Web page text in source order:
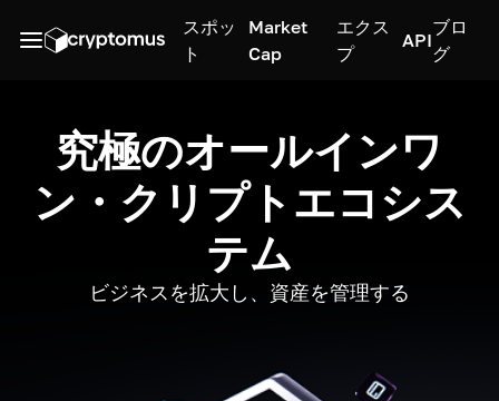
スポッ
ト
Market
Cap
エクス
プ
API
ブロ
グ
究極のオールインワ
ン・クリプトエコシス
テム
ビジネスを拡大し、資産を管理する